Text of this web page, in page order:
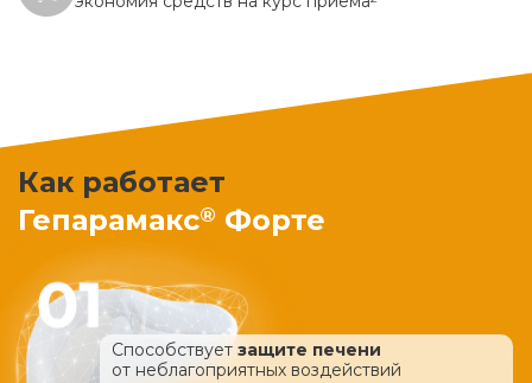
Как работает
Гепарамакс® Форте
Способствует защите печени
от неблагоприятных воздействий